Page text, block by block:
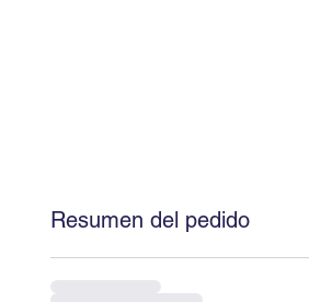
Resumen del pedido